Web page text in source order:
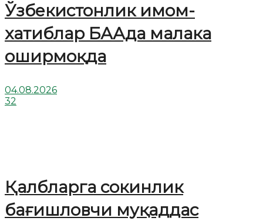
Ўзбекистонлик имом-
хатиблар БААда малака
оширмоқда
04.08.2026
32
Қалбларга сокинлик
бағишловчи муқаддас